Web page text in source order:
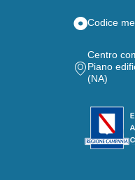
Codice
Centro
Piano
(NA)